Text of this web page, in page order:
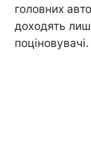
головних
доходять
поціновувачі.